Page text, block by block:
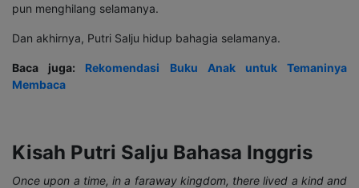
pun menghilang selamanya.
Dan akhirnya, Putri Salju hidup bahagia selamanya.
Baca juga: Rekomendasi Buku Anak untuk Temaninya
Membaca
Kisah Putri Salju Bahasa Inggris
Once upon a time, in a faraway kingdom, there lived a kind and